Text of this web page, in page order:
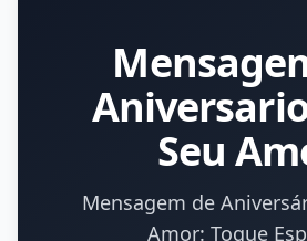
Seu
Mensagem de
Amor: Toque